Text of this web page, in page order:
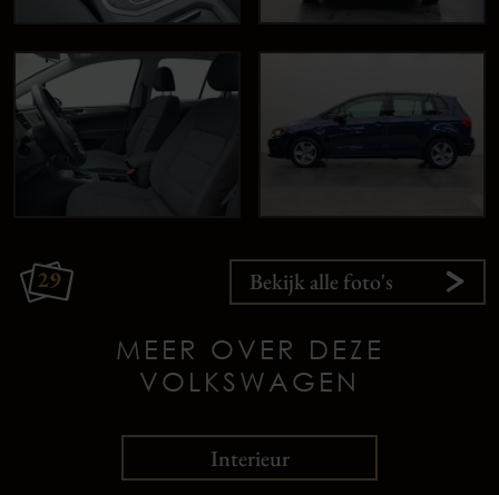
29 Bekijk alle foto's
MEER OVER DEZE
VOLKSWAGEN
Interieur